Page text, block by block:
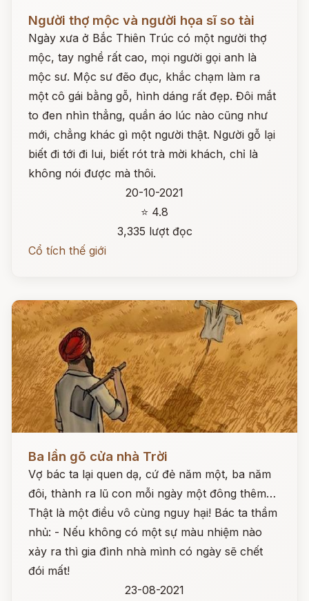
Người thợ mộc và người họa sĩ so tài
Ngày xưa ở Bắc Thiên Trúc có một người thợ
mộc, tay nghề rất cao, mọi người gọi anh là
mộc sư. Mộc sư đẽo đục, khắc chạm làm ra
một cô gái bằng gỗ, hình dáng rất đẹp. Đôi mắt
to đen nhìn thẳng, quần áo lúc nào cũng như
mới, chẳng khác gì một người thật. Người gỗ lại
biết đi tới đi lui, biết rót trà mời khách, chỉ là
không nói được mà thôi.
20-10-2021
⭐ 4.8
3,335 lượt đọc
Cổ tích thế giới
Đọc ngay
Ba lần gõ cửa nhà Trời
Vợ bác ta lại quen dạ, cứ đẻ năm một, ba năm
đôi, thành ra lũ con mỗi ngày một đông thêm…
Thật là một điều vô cùng nguy hại! Bác ta thầm
nhủ: - Nếu không có một sự màu nhiệm nào
xảy ra thì gia đình nhà mình có ngày sẽ chết
đói mất!
23-08-2021